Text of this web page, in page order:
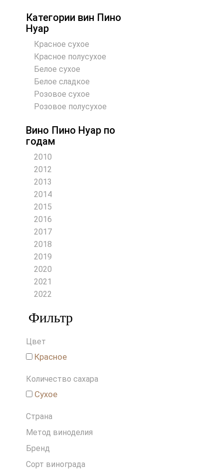
Категории вин Пино
Нуар
Красное сухое
Красное полусухое
Белое сухое
Белое сладкое
Розовое сухое
Розовое полусухое
Вино Пино Нуар по
годам
2010
2012
2013
2014
2015
2016
2017
2018
2019
2020
2021
2022
Фильтр
Цвет
Красное
Количество сахара
Сухое
Страна
Метод виноделия
Бренд
Сорт винограда